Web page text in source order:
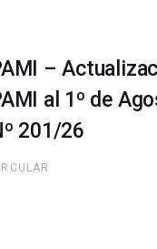
–
al 1º de
201/26